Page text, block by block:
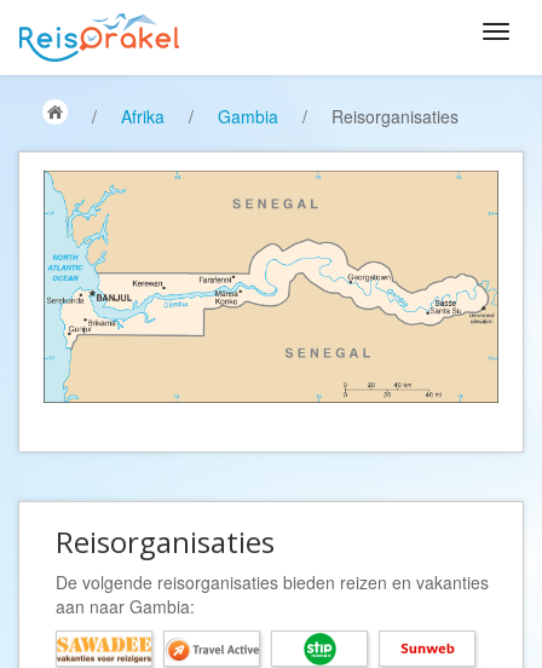
/ Afrika / Gambia / Reisorganisaties
Reisorganisaties
De volgende reisorganisaties bieden reizen en vakanties
aan naar Gambia: